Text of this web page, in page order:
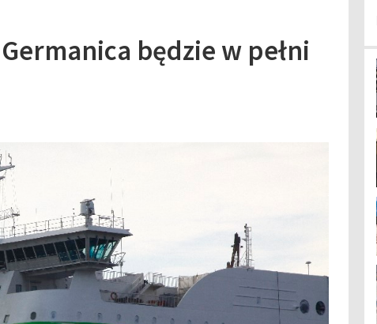
będzie w pełni